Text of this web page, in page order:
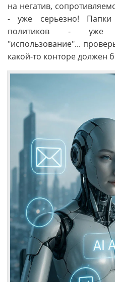
на негатив,
- уже серьезно!
политиков - уже
"использование"...
какой-то конторе должен